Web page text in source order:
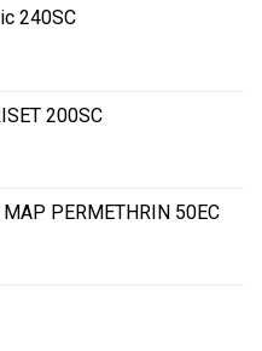
240SC
200SC
PERMETHRIN 50EC